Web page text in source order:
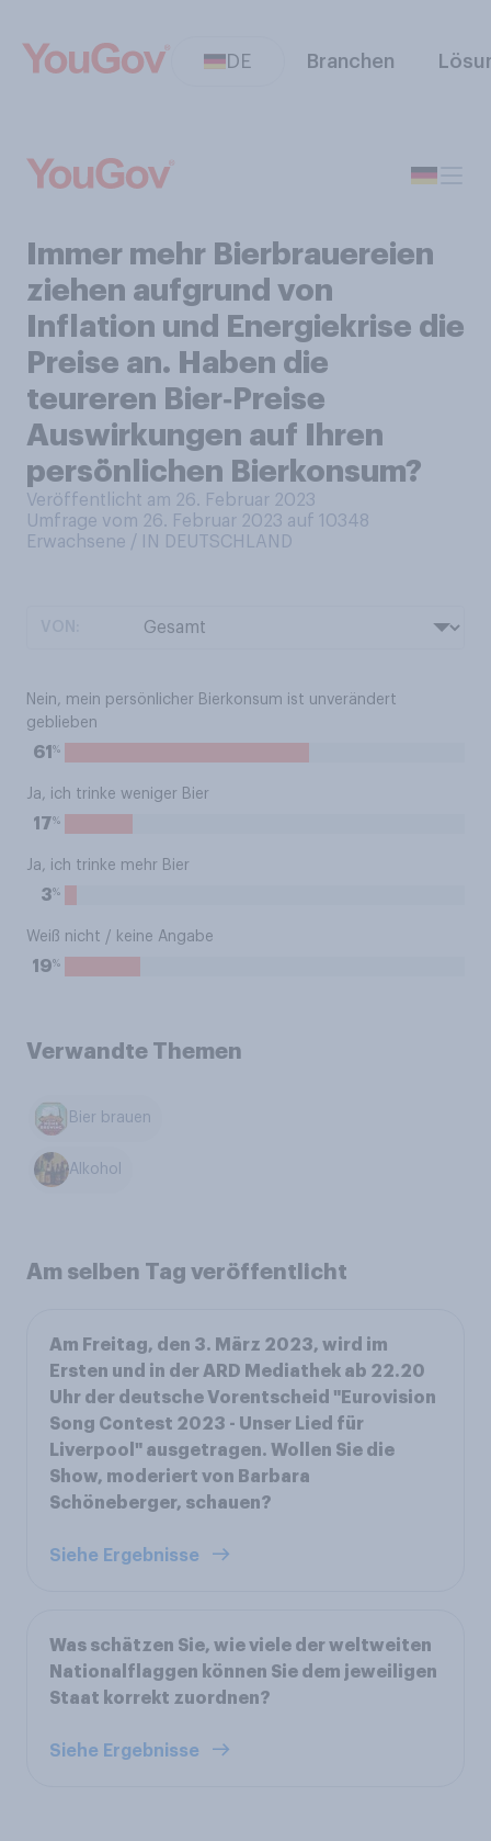
DE Branchen
Immer mehr Bierbrauereien
ziehen aufgrund von
Inflation und Energiekrise die
Preise an. Haben die
teureren Bier‑Preise
Auswirkungen auf Ihren
persönlichen Bierkonsum?
Veröffentlicht am 26. Februar 2023
Umfrage vom 26. Februar 2023 auf 10348
Erwachsene / IN DEUTSCHLAND
Nein, mein persönlicher Bierkonsum ist unverändert
geblieben
61 %
Ja, ich trinke weniger Bier
17%
Ja, ich trinke mehr Bier
3%
Weiß nicht / keine Angabe
19%
Verwandte Themen
Bier brauen
Alkohol
Am selben Tag veröffentlicht
Am Freitag, den 3. März 2023, wird im
Ersten und in der ARD Mediathek ab 22.20
Uhr der deutsche Vorentscheid "Eurovision
Song Contest 2023 - Unser Lied für
Liverpool" ausgetragen. Wollen Sie die
Show, moderiert von Barbara
Schöneberger, schauen?
Siehe Ergebnisse
Was schätzen Sie, wie viele der weltweiten
Nationalflaggen können Sie dem jeweiligen
Staat korrekt zuordnen?
Siehe Ergebnisse